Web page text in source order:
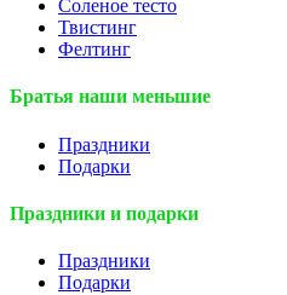
Соленое тесто
Твистинг
Фелтинг
Братья наши меньшие
Праздники
Подарки
Праздники и подарки
Праздники
Подарки